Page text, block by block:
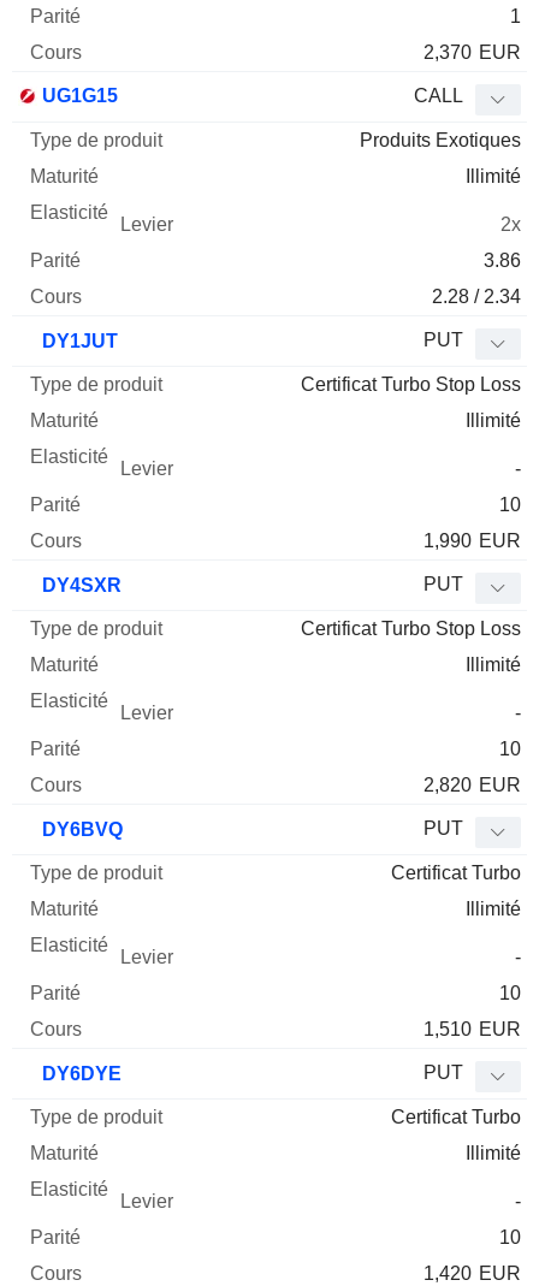
1
2,370 EUR
UG1G15 CALL
Produits Exotiques
Illimité
2x
3.86
2.28 / 2.34
DY1JUT PUT
Certificat Turbo Stop Loss
Illimité
-
10
1,990 EUR
DY4SXR PUT
Certificat Turbo Stop Loss
Illimité
-
10
2,820 EUR
DY6BVQ PUT
Certificat Turbo
Illimité
-
10
1,510 EUR
DY6DYE PUT
Certificat Turbo
Illimité
-
10
1,420 EUR